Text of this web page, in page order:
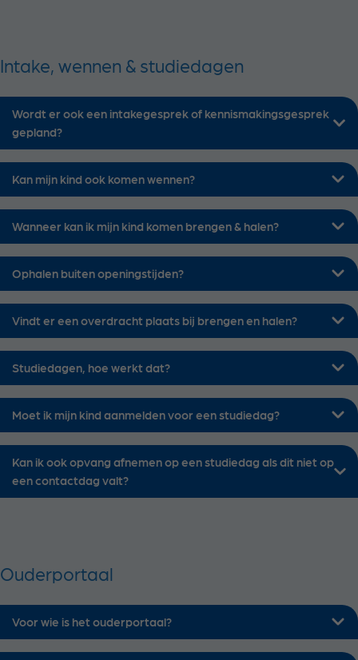
Intake, wennen & studiedagen
Wordt er ook een intakegesprek of kennismakingsgesprek
gepland?
Kan mijn kind ook komen wennen?
Wanneer kan ik mijn kind komen brengen & halen?
Ophalen buiten openingstijden?
Vindt er een overdracht plaats bij brengen en halen?
Studiedagen, hoe werkt dat?
Moet ik mijn kind aanmelden voor een studiedag?
Kan ik ook opvang afnemen op een studiedag als dit niet op
een contactdag valt?
Ouderportaal
Voor wie is het ouderportaal?